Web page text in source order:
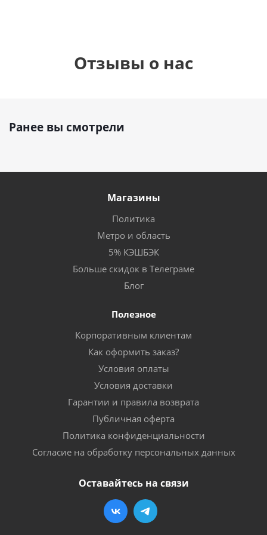
Отзывы о нас
Ранее вы смотрели
Магазины
Политика
Метро и область
5% КЭШБЭК
Больше скидок в Телеграме
Блог
Полезное
Корпоративным клиентам
Как оформить заказ?
Условия оплаты
Условия доставки
Гарантии и правила возврата
Публичная оферта
Политика конфиденциальности
Согласие на обработку персональных данных
Оставайтесь на связи